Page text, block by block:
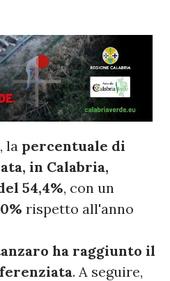
la percentuale di
in Calabria,
54,4%, con un
rispetto all'anno
ha raggiunto il
. A seguire,